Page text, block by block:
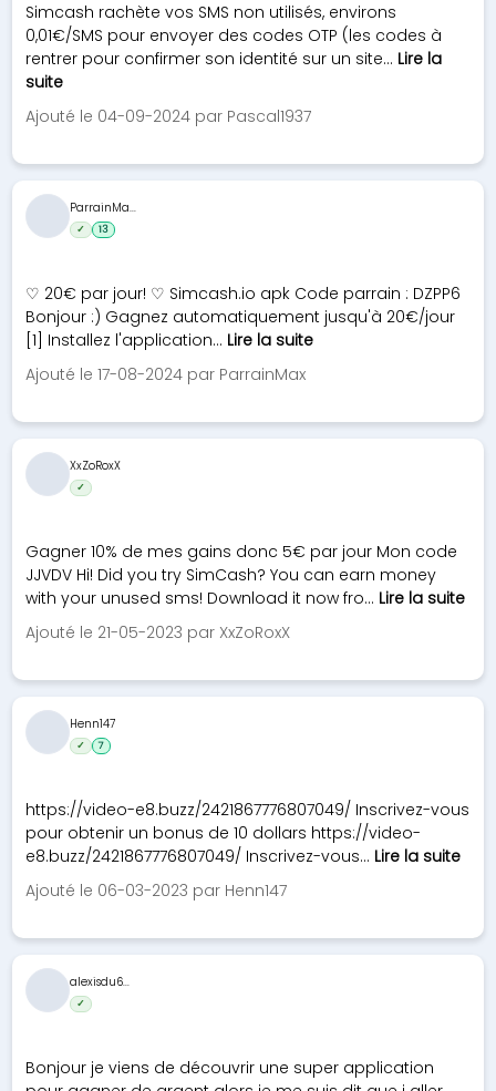
Simcash rachète vos SMS non utilisés, environs
0,01€/SMS pour envoyer des codes OTP (les codes à
rentrer pour confirmer son identité sur un site... Lire la
suite
Ajouté le 04-09-2024 par Pascal1937
♡ 20€ par jour! ♡ Simcash.io apk Code parrain : DZPP6
Bonjour :) Gagnez automatiquement jusqu'à 20€/jour
[1] Installez l'application... Lire la suite
Ajouté le 17-08-2024 par ParrainMax
ParrainMa...
✓ 13
Gagner 10% de mes gains donc 5€ par jour Mon code
JJVDV Hi! Did you try SimCash? You can earn money
with your unused sms! Download it now fro... Lire la suite
Ajouté le 21-05-2023 par XxZoRoxX
XxZoRoxX
✓
https://video-e8.buzz/2421867776807049/ Inscrivez-vous
pour obtenir un bonus de 10 dollars https://video-
e8.buzz/2421867776807049/ Inscrivez-vous... Lire la suite
Ajouté le 06-03-2023 par Henn147
Henn147
✓ 7
Bonjour je viens de découvrir une super application
alexisdu6...
✓